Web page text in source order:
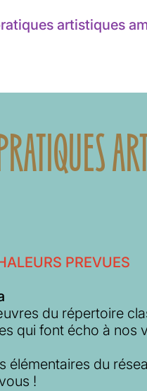
artistiques
PREVUES
du répertoire
qui font écho à nos
du
!